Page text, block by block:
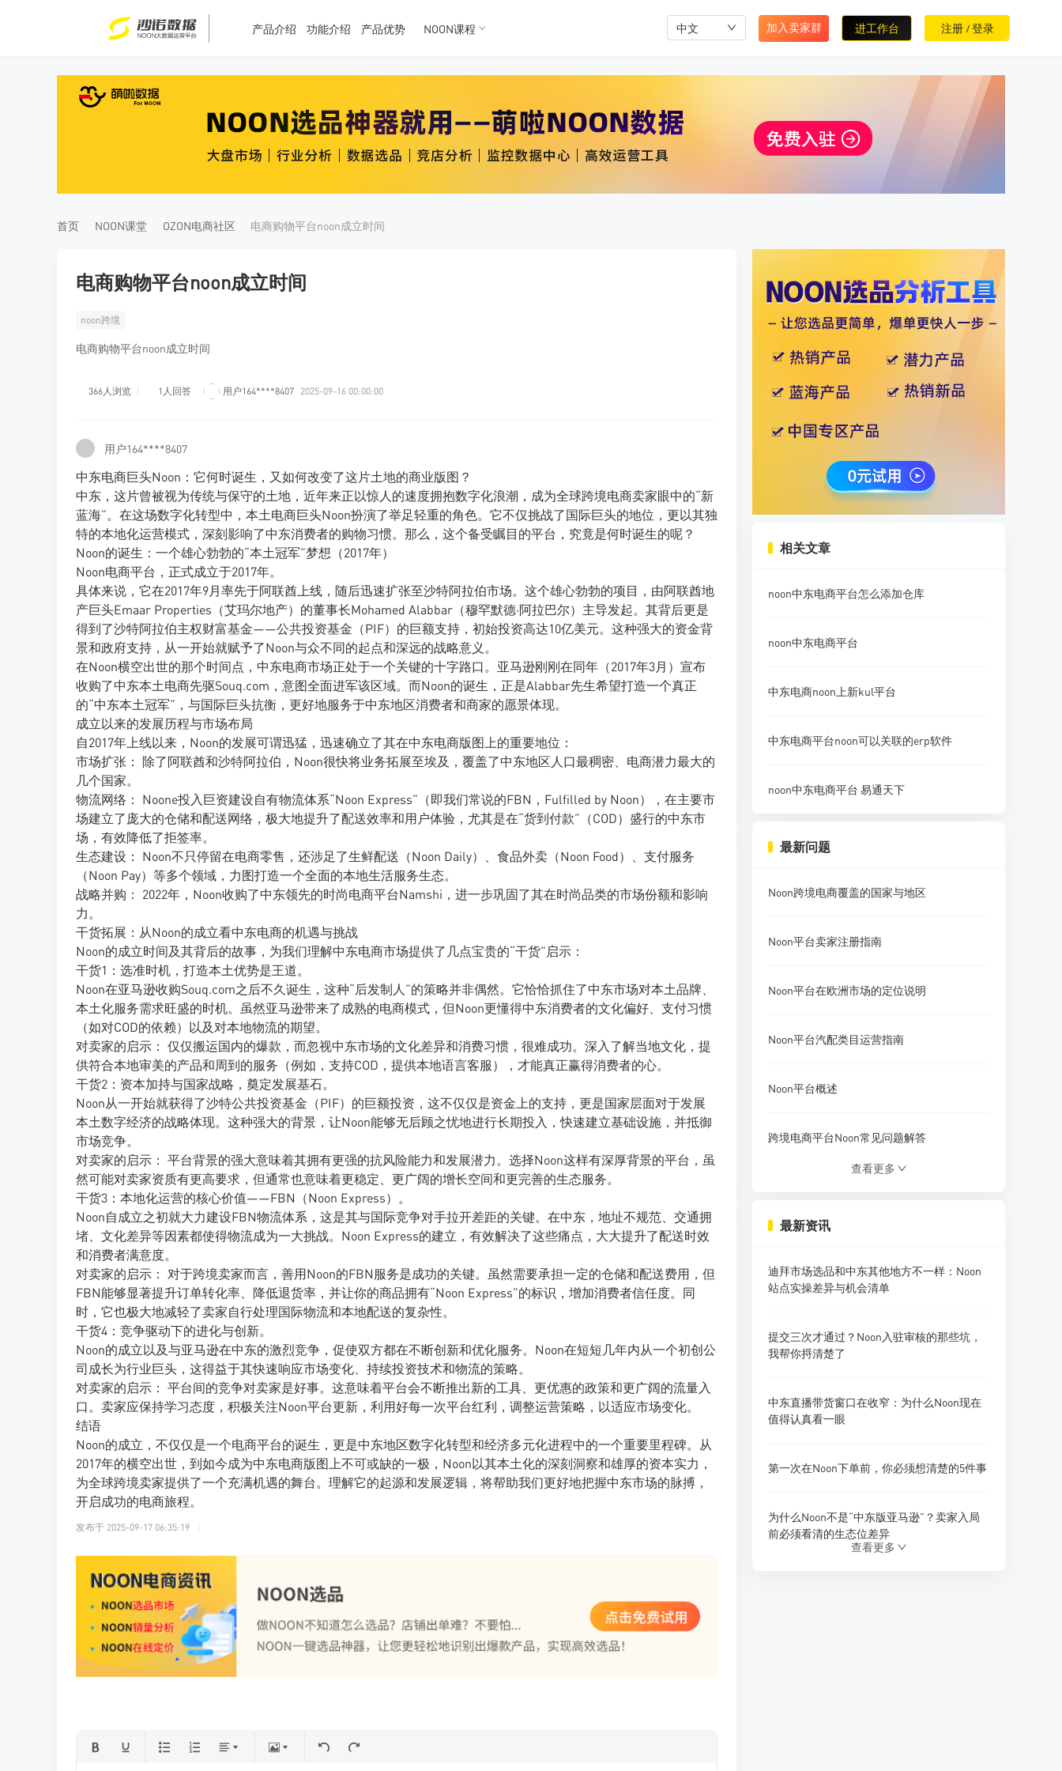
TK数据
TK数据
产品介绍 功能介绍 产品优势 NOON课程 中文 加入卖家群 进工作台 注册 /登录
首页 NOON课堂 OZON电商社区 电商购物平台noon成立时间
电商购物平台noon成立时间
noon跨境
电商购物平台noon成立时间
366人浏览 1人回答 用户164****8407 2025-09-16 00:00:00
用户164****8407
中东电商巨头Noon：它何时诞生，又如何改变了这片土地的商业版图？
中东，这片曾被视为传统与保守的土地，近年来正以惊人的速度拥抱数字化浪潮，成为全球跨境电商卖家眼中的“新
蓝海”。在这场数字化转型中，本土电商巨头Noon扮演了举足轻重的角色。它不仅挑战了国际巨头的地位，更以其独
特的本地化运营模式，深刻影响了中东消费者的购物习惯。那么，这个备受瞩目的平台，究竟是何时诞生的呢？
Noon的诞生：一个雄心勃勃的“本土冠军”梦想（2017年）
Noon电商平台，正式成立于2017年。
具体来说，它在2017年9月率先于阿联酋上线，随后迅速扩张至沙特阿拉伯市场。这个雄心勃勃的项目，由阿联酋地
产巨头Emaar Properties（艾玛尔地产）的董事长Mohamed Alabbar（穆罕默德·阿拉巴尔）主导发起。其背后更是
得到了沙特阿拉伯主权财富基金——公共投资基金（PIF）的巨额支持，初始投资高达10亿美元。这种强大的资金背
景和政府支持，从一开始就赋予了Noon与众不同的起点和深远的战略意义。
在Noon横空出世的那个时间点，中东电商市场正处于一个关键的十字路口。亚马逊刚刚在同年（2017年3月）宣布
收购了中东本土电商先驱Souq.com，意图全面进军该区域。而Noon的诞生，正是Alabbar先生希望打造一个真正
的“中东本土冠军”，与国际巨头抗衡，更好地服务于中东地区消费者和商家的愿景体现。
成立以来的发展历程与市场布局
自2017年上线以来，Noon的发展可谓迅猛，迅速确立了其在中东电商版图上的重要地位：
市场扩张： 除了阿联酋和沙特阿拉伯，Noon很快将业务拓展至埃及，覆盖了中东地区人口最稠密、电商潜力最大的
几个国家。
物流网络： Noone投入巨资建设自有物流体系“Noon Express”（即我们常说的FBN，Fulfilled by Noon），在主要市
场建立了庞大的仓储和配送网络，极大地提升了配送效率和用户体验，尤其是在“货到付款”（COD）盛行的中东市
场，有效降低了拒签率。
生态建设： Noon不只停留在电商零售，还涉足了生鲜配送（Noon Daily）、食品外卖（Noon Food）、支付服务
（Noon Pay）等多个领域，力图打造一个全面的本地生活服务生态。
战略并购： 2022年，Noon收购了中东领先的时尚电商平台Namshi，进一步巩固了其在时尚品类的市场份额和影响
力。
干货拓展：从Noon的成立看中东电商的机遇与挑战
Noon的成立时间及其背后的故事，为我们理解中东电商市场提供了几点宝贵的“干货”启示：
干货1：选准时机，打造本土优势是王道。
Noon在亚马逊收购Souq.com之后不久诞生，这种“后发制人”的策略并非偶然。它恰恰抓住了中东市场对本土品牌、
本土化服务需求旺盛的时机。虽然亚马逊带来了成熟的电商模式，但Noon更懂得中东消费者的文化偏好、支付习惯
（如对COD的依赖）以及对本地物流的期望。
对卖家的启示： 仅仅搬运国内的爆款，而忽视中东市场的文化差异和消费习惯，很难成功。深入了解当地文化，提
供符合本地审美的产品和周到的服务（例如，支持COD，提供本地语言客服），才能真正赢得消费者的心。
干货2：资本加持与国家战略，奠定发展基石。
Noon从一开始就获得了沙特公共投资基金（PIF）的巨额投资，这不仅仅是资金上的支持，更是国家层面对于发展
本土数字经济的战略体现。这种强大的背景，让Noon能够无后顾之忧地进行长期投入，快速建立基础设施，并抵御
市场竞争。
对卖家的启示： 平台背景的强大意味着其拥有更强的抗风险能力和发展潜力。选择Noon这样有深厚背景的平台，虽
然可能对卖家资质有更高要求，但通常也意味着更稳定、更广阔的增长空间和更完善的生态服务。
干货3：本地化运营的核心价值——FBN（Noon Express）。
Noon自成立之初就大力建设FBN物流体系，这是其与国际竞争对手拉开差距的关键。在中东，地址不规范、交通拥
堵、文化差异等因素都使得物流成为一大挑战。Noon Express的建立，有效解决了这些痛点，大大提升了配送时效
和消费者满意度。
对卖家的启示： 对于跨境卖家而言，善用Noon的FBN服务是成功的关键。虽然需要承担一定的仓储和配送费用，但
FBN能够显著提升订单转化率、降低退货率，并让你的商品拥有“Noon Express”的标识，增加消费者信任度。同
时，它也极大地减轻了卖家自行处理国际物流和本地配送的复杂性。
干货4：竞争驱动下的进化与创新。
Noon的成立以及与亚马逊在中东的激烈竞争，促使双方都在不断创新和优化服务。Noon在短短几年内从一个初创公
司成长为行业巨头，这得益于其快速响应市场变化、持续投资技术和物流的策略。
对卖家的启示： 平台间的竞争对卖家是好事。这意味着平台会不断推出新的工具、更优惠的政策和更广阔的流量入
口。卖家应保持学习态度，积极关注Noon平台更新，利用好每一次平台红利，调整运营策略，以适应市场变化。
结语
Noon的成立，不仅仅是一个电商平台的诞生，更是中东地区数字化转型和经济多元化进程中的一个重要里程碑。从
2017年的横空出世，到如今成为中东电商版图上不可或缺的一极，Noon以其本土化的深刻洞察和雄厚的资本实力，
为全球跨境卖家提供了一个充满机遇的舞台。理解它的起源和发展逻辑，将帮助我们更好地把握中东市场的脉搏，
开启成功的电商旅程。
发布于 2025-09-17 06:35:19
相关文章
noon中东电商平台怎么添加仓库
noon中东电商平台
中东电商noon上新kul平台
中东电商平台noon可以关联的erp软件
noon中东电商平台 易通天下
最新问题
Noon跨境电商覆盖的国家与地区
Noon平台卖家注册指南
Noon平台在欧洲市场的定位说明
Noon平台汽配类目运营指南
Noon平台概述
跨境电商平台Noon常见问题解答
Noon电商平台回款操作指南
NOON跨境电商培训常见问题
Noon平台邀请码常见问题
查看更多
最新资讯
迪拜市场选品和中东其他地方不一样：Noon
站点实操差异与机会清单
提交三次才通过？Noon入驻审核的那些坑，
我帮你捋清楚了
中东直播带货窗口在收窄：为什么Noon现在
值得认真看一眼
第一次在Noon下单前，你必须想清楚的5件事
为什么Noon不是“中东版亚马逊”？卖家入局
前必须看清的生态位差异
查看更多